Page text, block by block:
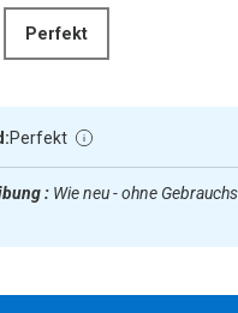
Perfekt
Perfekt
: Wie neu - ohne